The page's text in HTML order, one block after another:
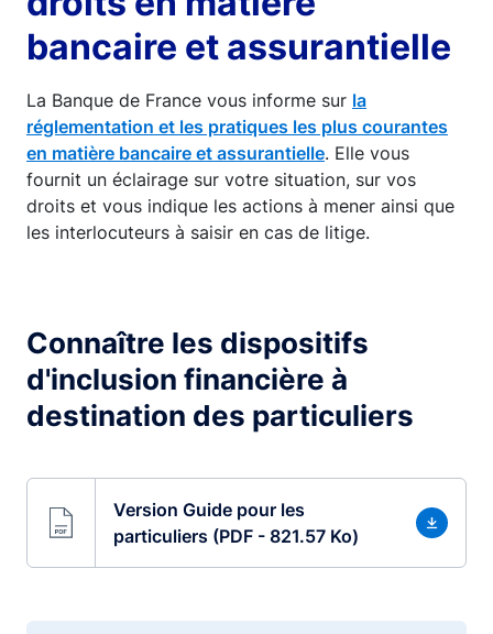
bancaire et assurantielle
La Banque de France vous informe sur la
réglementation et les pratiques les plus courantes
en matière bancaire et assurantielle. Elle vous
fournit un éclairage sur votre situation, sur vos
droits et vous indique les actions à mener ainsi que
les interlocuteurs à saisir en cas de litige.
Connaître les dispositifs
d'inclusion financière à
destination des particuliers
Version Guide pour les
particuliers (PDF - 821.57 Ko)